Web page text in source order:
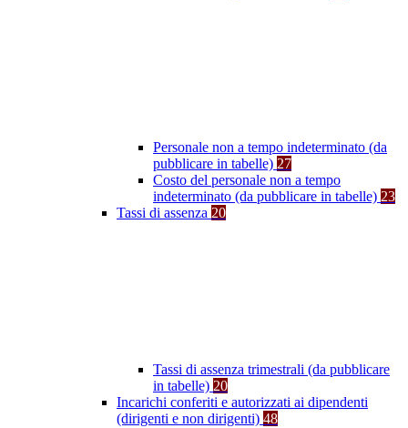
Personale non a tempo indeterminato (da
pubblicare in tabelle) 27
Costo del personale non a tempo
indeterminato (da pubblicare in tabelle) 23
Tassi di assenza 20
Tassi di assenza trimestrali (da pubblicare
in tabelle) 20
Incarichi conferiti e autorizzati ai dipendenti
(dirigenti e non dirigenti) 48